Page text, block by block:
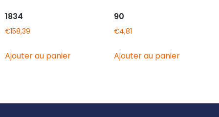
1834
€158,39
Ajouter au panier
90
€4,81
Ajouter au panier